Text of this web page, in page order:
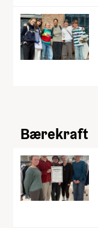
Bærekraft